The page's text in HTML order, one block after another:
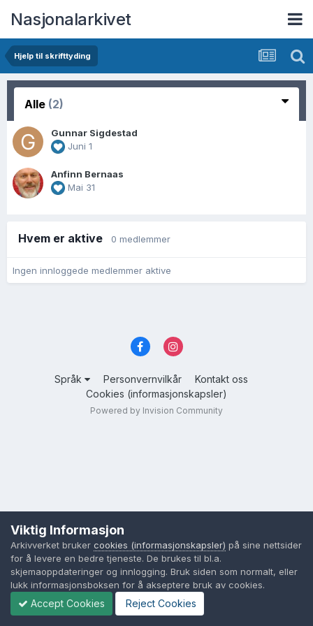
Nasjonalarkivet
Hjelp til skrifttyding
Alle (2)
Gunnar Sigdestad
Juni 1
Anfinn Bernaas
Mai 31
Hvem er aktive 0 medlemmer
Ingen innloggede medlemmer aktive
Språk Personvernvilkår
Kontakt oss
Cookies (informasjonskapsler)
Powered by Invision Community
Viktig Informasjon
Arkivverket bruker cookies (informasjonskapsler) på sine nettsider
for å levere en bedre tjeneste. De brukes til bl.a.
skjemaoppdateringer og innlogging. Bruk siden som normalt, eller
lukk informasjonsboksen for å akseptere bruk av cookies.
Accept Cookies Reject Cookies